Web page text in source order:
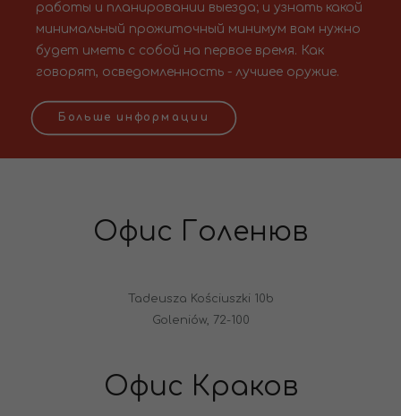
работы и планировании выезда; и узнать какой
минимальный прожиточный минимум вам нужно
будет иметь с собой на первое время. Как
говорят, осведомленность - лучшее оружие.
Больше информации
Офис Голенюв
Tadeusza Kościuszki 10b
Goleniów, 72-100
Офис Краков